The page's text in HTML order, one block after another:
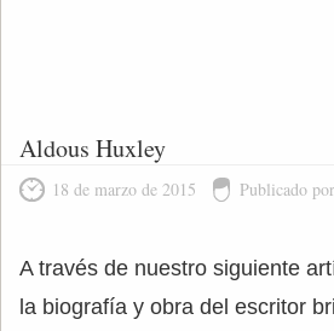
Aldous Huxley
18 de marzo de 2015 Publicado
A través de nuestro siguiente
la biografía y obra del escritor